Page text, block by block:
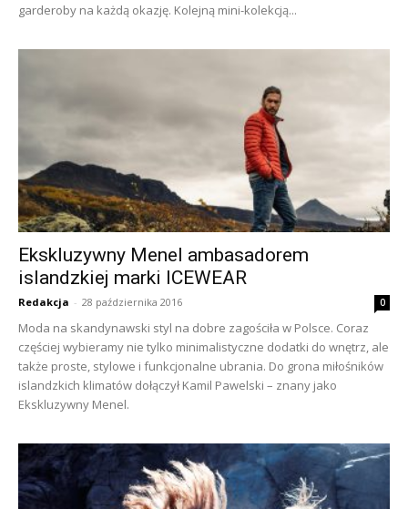
garderoby na każdą okazję. Kolejną mini-kolekcją...
Ekskluzywny Menel ambasadorem
islandzkiej marki ICEWEAR
Redakcja - 28 października 2016 0
Moda na skandynawski styl na dobre zagościła w Polsce. Coraz
częściej wybieramy nie tylko minimalistyczne dodatki do wnętrz, ale
także proste, stylowe i funkcjonalne ubrania. Do grona miłośników
islandzkich klimatów dołączył Kamil Pawelski – znany jako
Ekskluzywny Menel.